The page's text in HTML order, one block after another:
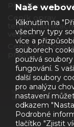
Přihlášení
Ceník oprav
vedení
Ceník
prací
Společnost JAW.cz
02, IČO 287 04 011
Naše
Kliknutím na
všechny typy
více a
souborech
používá
fungování. S
další soubory
pro analýzu
nastavení
odkazem
Podrobné
tlačítko "Zjistit